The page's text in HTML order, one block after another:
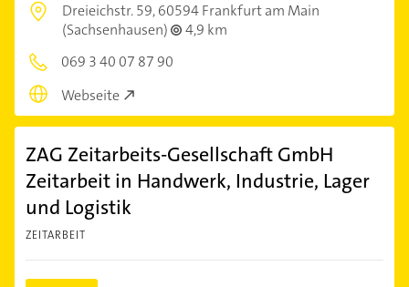
Dreieichstr. 59,60594 Frankfurt am Main
(Sachsenhausen)
4,9 km
069 3 40 07 87 90
Webseite
ZAG Zeitarbeits-Gesellschaft GmbH
Zeitarbeit in Handwerk, Industrie, Lager
und Logistik
ZEITARBEIT